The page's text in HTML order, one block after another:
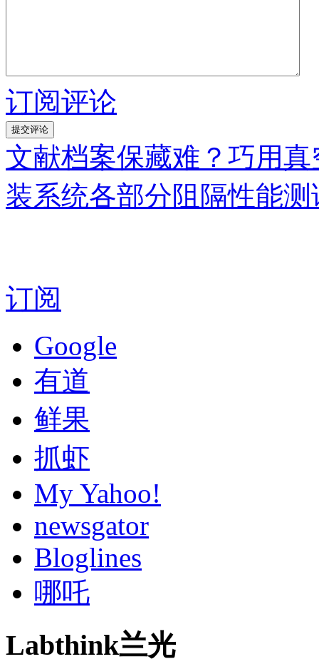
订阅评论
文献档案保藏难？巧用
装系统各部分阻隔性能测
订阅
Google
有道
鲜果
抓虾
My Yahoo!
newsgator
Bloglines
哪吒
Labthink兰光